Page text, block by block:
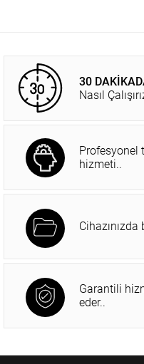
30
Nasıl
Profesyonel
hizmeti..
Garantili
eder..